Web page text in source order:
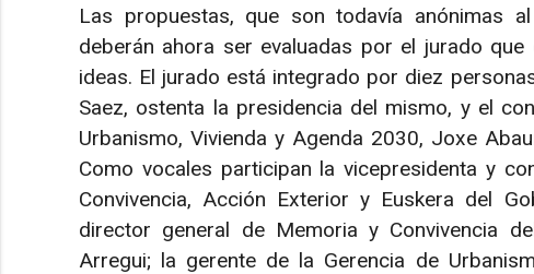
Las propuestas, que son todavía anónimas
deberán ahora ser evaluadas por el jurado
ideas. El jurado está integrado por diez
Saez, ostenta la presidencia del mismo, y el
Urbanismo, Vivienda y Agenda 2030, Joxe
Como vocales participan la vicepresidenta y
Convivencia, Acción Exterior y Euskera del
director general de Memoria y Convivencia
Arregui; la gerente de la Gerencia de